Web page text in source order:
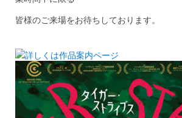
皆様のご来場をお待ちしております。